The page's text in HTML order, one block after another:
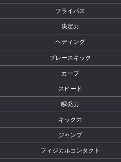
フライパス
決定力
ヘディング
プレースキック
カーブ
スピード
瞬発力
キック力
ジャンプ
フィジカルコンタクト